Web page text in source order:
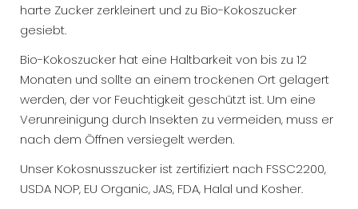
harte Zucker zerkleinert und zu Bio-Kokoszucker
gesiebt.
Bio-Kokoszucker hat eine Haltbarkeit von bis zu 12
Monaten und sollte an einem trockenen Ort gelagert
werden, der vor Feuchtigkeit geschützt ist. Um eine
Verunreinigung durch Insekten zu vermeiden, muss er
nach dem Öffnen versiegelt werden.
Unser Kokosnusszucker ist zertifiziert nach FSSC2200,
USDA NOP, EU Organic, JAS, FDA, Halal und Kosher.